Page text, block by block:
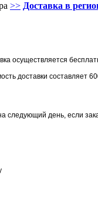
>> Доставка в
осуществляется
доставки составляет
следующий день, если